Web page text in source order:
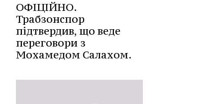
ОФІЦІЙНО.
Трабзонспор
підтвердив, що веде
переговори з
Мохамедом Салахом.